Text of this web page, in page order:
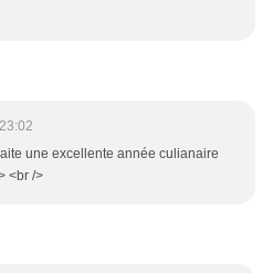
une excellente année culianaire
<br />